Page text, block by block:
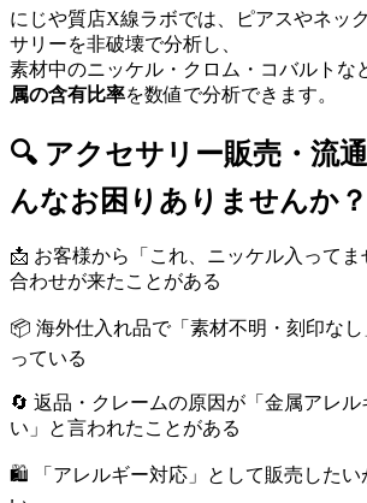
にじや質店X線ラボでは、ピアスやネッ
サリーを非破壊で分析し、
素材中のニッケル・クロム・コバルトな
属の含有比率を数値で分析できます。
🔍 アクセサリー販売・流
んなお困りありませんか？
📩 お客様から「これ、ニッケル入って
合わせが来たことがある
📦 海外仕入れ品で「素材不明・刻印な
っている
🔄 返品・クレームの原因が「金属アレ
い」と言われたことがある
🛍 「アレルギー対応」として販売したい